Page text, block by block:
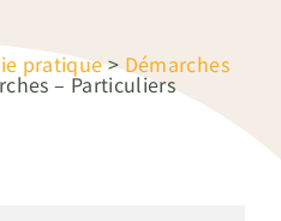
pratique>Démarches
– Particuliers